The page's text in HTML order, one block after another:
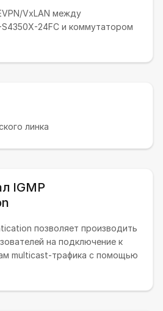
VxLAN между
24FC и коммутатором
линка
IGMP
позволяет производить
на подключение к
multicast-трафика с помощью